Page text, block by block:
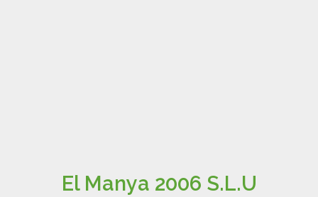
El Manya 2006 S.L.U